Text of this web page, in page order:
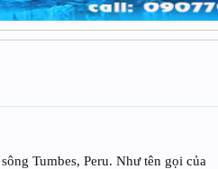
Tumbes, Peru. Như tên gọi của